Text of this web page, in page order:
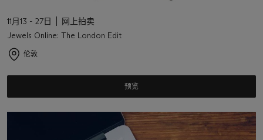
11月13 - 27日
网上拍卖
Jewels Online: The London Edit
伦敦
预览